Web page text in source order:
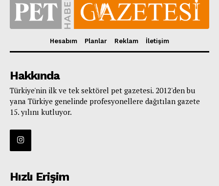
Hesabım Planlar Reklam İletişim
Hakkında
Türkiye'nin ilk ve tek sektörel pet gazetesi. 2012'den bu
yana Türkiye genelinde profesyonellere dağıtılan gazete
15. yılını kutluyor.
Hızlı Erişim